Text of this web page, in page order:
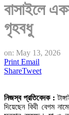
বাসাইলে
গৃহবধু
on: May 13, 2026
Print Email
ShareTweet
নিজস্ব প্রতিবেদক :
দিয়েছেন বিথী বেগম